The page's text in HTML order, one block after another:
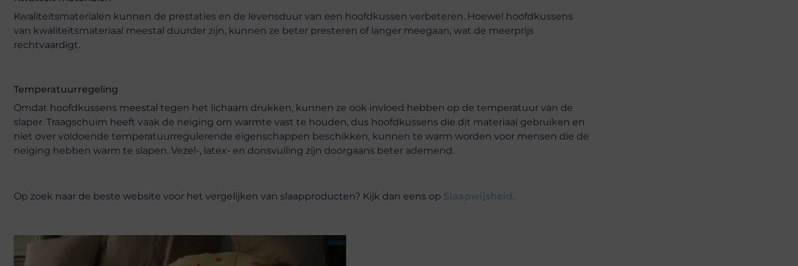
Kwaliteitsmaterialen kunnen de prestaties en de levensduur van een hoofdkussen verbeteren. Hoewel hoofdkussens
van kwaliteitsmateriaal meestal duurder zijn, kunnen ze beter presteren of langer meegaan, wat de meerprijs
rechtvaardigt.
Temperatuurregeling
Omdat hoofdkussens meestal tegen het lichaam drukken, kunnen ze ook invloed hebben op de temperatuur van de
slaper. Traagschuim heeft vaak de neiging om warmte vast te houden, dus hoofdkussens die dit materiaal gebruiken en
niet over voldoende temperatuurregulerende eigenschappen beschikken, kunnen te warm worden voor mensen die de
neiging hebben warm te slapen. Vezel-, latex- en donsvulling zijn doorgaans beter ademend.
Op zoek naar de beste website voor het vergelijken van slaapproducten? Kijk dan eens op Slaapwijsheid.